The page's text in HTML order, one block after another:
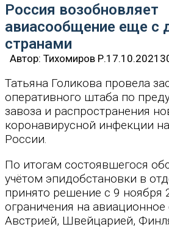
Россия возобновляет
авиасообщение еще с
странами
Автор: Тихомиров Р.17.10.2021
Татьяна Голикова провела
оперативного штаба по
завоза и распространения
коронавирусной инфекции
России.
По итогам состоявшегося
учётом эпидобстановки в
принято решение с 9 ноября
ограничения на
Австрией, Швейцарией,